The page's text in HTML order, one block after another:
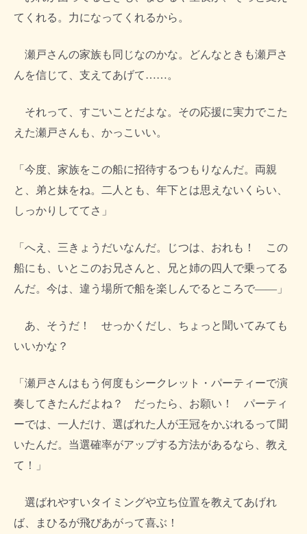
てくれる。力になってくれるから。
瀬戸さんの家族も同じなのかな。どんなときも瀬戸さ
んを信じて、支えてあげて……。
それって、すごいことだよな。その応援に実力でこた
えた瀬戸さんも、かっこいい。
「今度、家族をこの船に招待するつもりなんだ。両親
と、弟と妹をね。二人とも、年下とは思えないくらい、
しっかりしててさ」
「へえ、三きょうだいなんだ。じつは、おれも！ この
船にも、いとこのお兄さんと、兄と姉の四人で乗ってる
んだ。今は、違う場所で船を楽しんでるところで――」
あ、そうだ！ せっかくだし、ちょっと聞いてみても
いいかな？
「瀬戸さんはもう何度もシークレット・パーティーで演
奏してきたんだよね？ だったら、お願い！ パーティ
ーでは、一人だけ、選ばれた人が王冠をかぶれるって聞
いたんだ。当選確率がアップする方法があるなら、教え
て！」
選ばれやすいタイミングや立ち位置を教えてあげれ
ば、まひるが飛びあがって喜ぶ！